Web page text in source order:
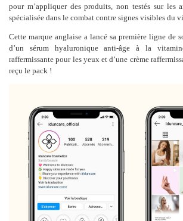
pour m’appliquer des produits, non testés sur les
spécialisée dans le combat contre signes visibles du
Cette marque anglaise a lancé sa première ligne de
d’un sérum hyaluronique anti-âge à la
raffermissante pour les yeux et d’une crème
reçu le pack !